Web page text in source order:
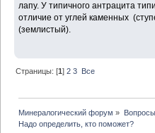
лапу. У типичного антрацита
отличие от углей каменных
(землистый).
Страницы: [1]2 3 Все
Минералогический форум »
Надо определить, кто поможет?